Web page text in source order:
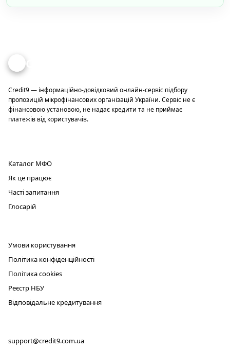
Credit
Credit9 — інформаційно-довідковий онлайн-сервіс підбору
пропозицій мікрофінансових організацій України. Сервіс не є
фінансовою установою, не надає кредити та не приймає
платежів від користувачів.
Каталог МФО
Як це працює
Часті запитання
Глосарій
Умови користування
Політика конфіденційності
Політика cookies
Реєстр НБУ
Відповідальне кредитування
support@credit9.com.ua